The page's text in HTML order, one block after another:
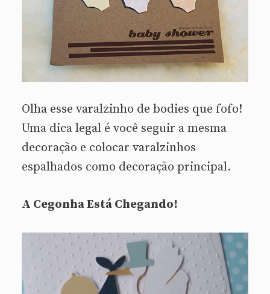
Olha esse varalzinho de bodies que fofo!
Uma dica legal é você seguir a mesma
decoração e colocar varalzinhos
espalhados como decoração principal.
A Cegonha Está Chegando!